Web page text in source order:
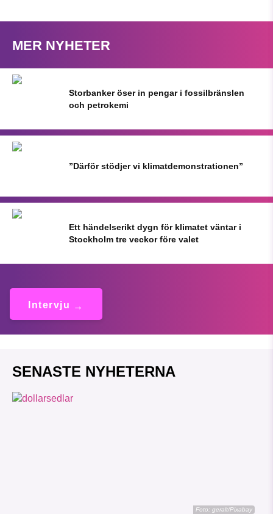
MER NYHETER
Storbanker öser in pengar i fossilbränslen
och petrokemi
”Därför stödjer vi klimatdemonstrationen”
Ett händelserikt dygn för klimatet väntar i
Stockholm tre veckor före valet
Intervju
SENASTE NYHETERNA
Foto: geralt/Pixabay